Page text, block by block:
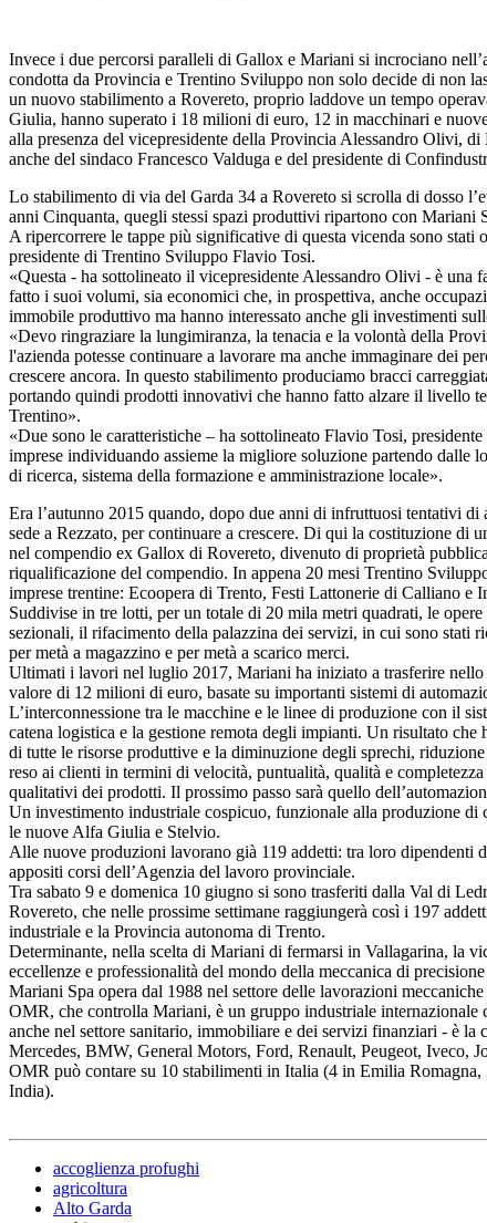
Invece i due percorsi paralleli di Gallox e Mariani si incrociano
condotta da Provincia e Trentino Sviluppo non solo decide di non
un nuovo stabilimento a Rovereto, proprio laddove un tempo
Giulia, hanno superato i 18 milioni di euro, 12 in macchinari e
alla presenza del vicepresidente della Provincia Alessandro Olivi,
anche del sindaco Francesco Valduga e del presidente di
Lo stabilimento di via del Garda 34 a Rovereto si scrolla di dosso
anni Cinquanta, quegli stessi spazi produttivi ripartono con
A ripercorrere le tappe più significative di questa vicenda sono
presidente di Trentino Sviluppo Flavio Tosi.
«Questa - ha sottolineato il vicepresidente Alessandro Olivi - è una
fatto i suoi volumi, sia economici che, in prospettiva, anche
immobile produttivo ma hanno interessato anche gli investimenti
«Devo ringraziare la lungimiranza, la tenacia e la volontà della
l'azienda potesse continuare a lavorare ma anche immaginare dei
crescere ancora. In questo stabilimento produciamo bracci
portando quindi prodotti innovativi che hanno fatto alzare il livello
Trentino».
«Due sono le caratteristiche – ha sottolineato Flavio Tosi,
imprese individuando assieme la migliore soluzione partendo dalle
di ricerca, sistema della formazione e amministrazione locale».
Era l’autunno 2015 quando, dopo due anni di infruttuosi tentativi
sede a Rezzato, per continuare a crescere. Di qui la costituzione di
nel compendio ex Gallox di Rovereto, divenuto di proprietà
riqualificazione del compendio. In appena 20 mesi Trentino
imprese trentine: Ecoopera di Trento, Festi Lattonerie di Calliano e
Suddivise in tre lotti, per un totale di 20 mila metri quadrati, le
sezionali, il rifacimento della palazzina dei servizi, in cui sono stati
per metà a magazzino e per metà a scarico merci.
Ultimati i lavori nel luglio 2017, Mariani ha iniziato a trasferire
valore di 12 milioni di euro, basate su importanti sistemi di
L’interconnessione tra le macchine e le linee di produzione con il
catena logistica e la gestione remota degli impianti. Un risultato
di tutte le risorse produttive e la diminuzione degli sprechi,
reso ai clienti in termini di velocità, puntualità, qualità e
qualitativi dei prodotti. Il prossimo passo sarà quello
Un investimento industriale cospicuo, funzionale alla produzione
le nuove Alfa Giulia e Stelvio.
Alle nuove produzioni lavorano già 119 addetti: tra loro
appositi corsi dell’Agenzia del lavoro provinciale.
Tra sabato 9 e domenica 10 giugno si sono trasferiti dalla Val di
Rovereto, che nelle prossime settimane raggiungerà così i 197
industriale e la Provincia autonoma di Trento.
Determinante, nella scelta di Mariani di fermarsi in Vallagarina, la
eccellenze e professionalità del mondo della meccanica di
Mariani Spa opera dal 1988 nel settore delle lavorazioni
OMR, che controlla Mariani, è un gruppo industriale
anche nel settore sanitario, immobiliare e dei servizi finanziari - è
Mercedes, BMW, General Motors, Ford, Renault, Peugeot, Iveco,
OMR può contare su 10 stabilimenti in Italia (4 in Emilia
India).
accoglienza profughi
agricoltura
Alto Garda